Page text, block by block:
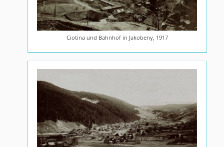
Ciotina und Bahnhof in Jakobeny, 1917